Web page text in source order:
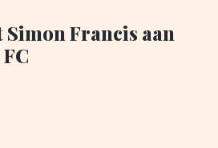
Francis aan